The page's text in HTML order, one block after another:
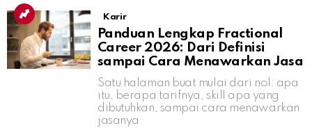
Karir
Panduan Lengkap Fractional
Career 2026: Dari Definisi
sampai Cara Menawarkan Jasa
Satu halaman buat mulai dari nol: apa
itu, berapa tarifnya, skill apa yang
dibutuhkan, sampai cara menawarkan
jasanya.